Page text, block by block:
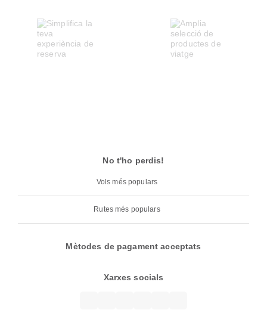
No t'ho perdis!
Vols més populars
Rutes més populars
Mètodes de pagament acceptats
Xarxes socials